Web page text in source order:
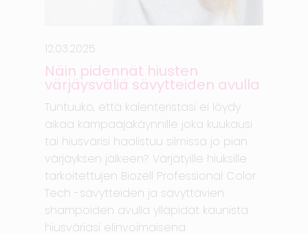
12.03.2025
Näin pidennät hiusten
värjäysväliä sävytteiden avulla
Tuntuuko, että kalenteristasi ei löydy
aikaa kampaajakäynnille joka kuukausi
tai hiusvärisi haalistuu silmissä jo pian
värjäyksen jälkeen? Värjätyille hiuksille
tarkoitettujen Biozell Professional Color
Tech -sävytteiden ja sävyttävien
shampoiden avulla ylläpidät kaunista
hiusväriäsi elinvoimaisena